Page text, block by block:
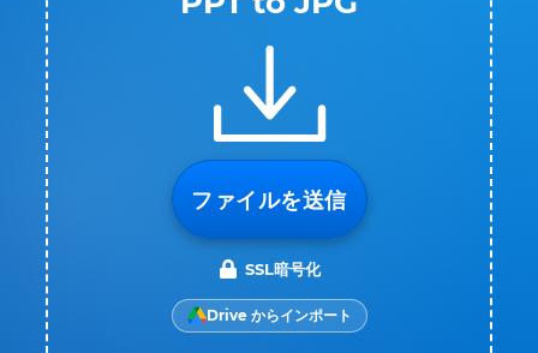
ファイルを送信
SSL暗号化
Drive からインポート